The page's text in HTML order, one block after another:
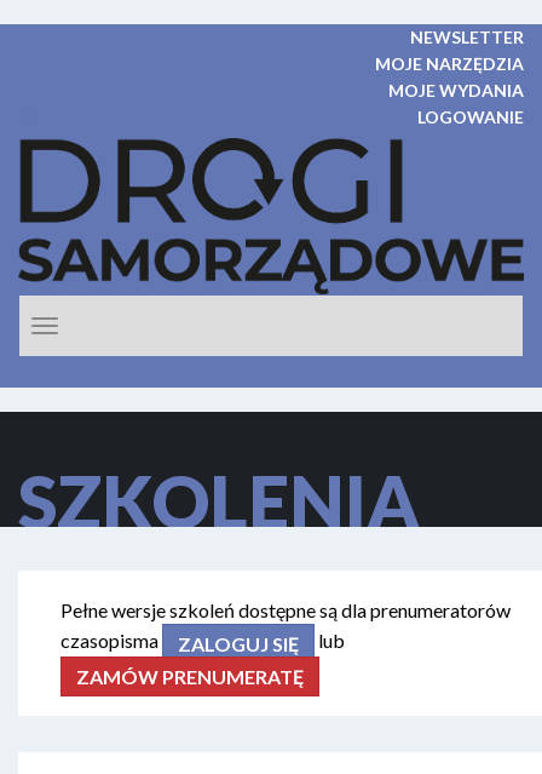
NEWSLETTER
MOJE NARZĘDZIA
MOJE WYDANIA
LOGOWANIE
nawigacje
SZKOLENIA
Pełne wersje szkoleń dostępne są dla prenumeratorów
czasopisma
ZALOGUJ SIĘ
lub
ZAMÓW PRENUMERATĘ